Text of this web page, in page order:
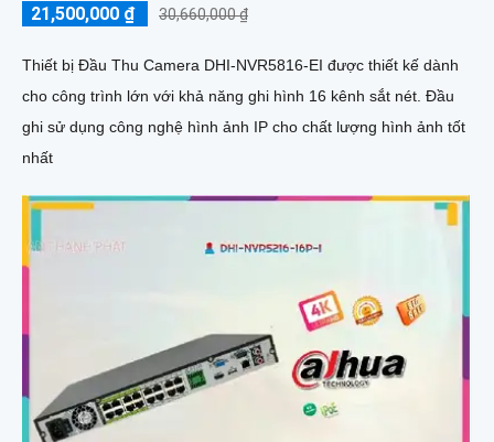
21,500,000 ₫ 30,660,000 ₫
Thiết bị Đầu Thu Camera DHI-NVR5816-EI được thiết kế dành
cho công trình lớn với khả năng ghi hình 16 kênh sắt nét. Đầu
ghi sử dụng công nghệ hình ảnh IP cho chất lượng hình ảnh tốt
nhất